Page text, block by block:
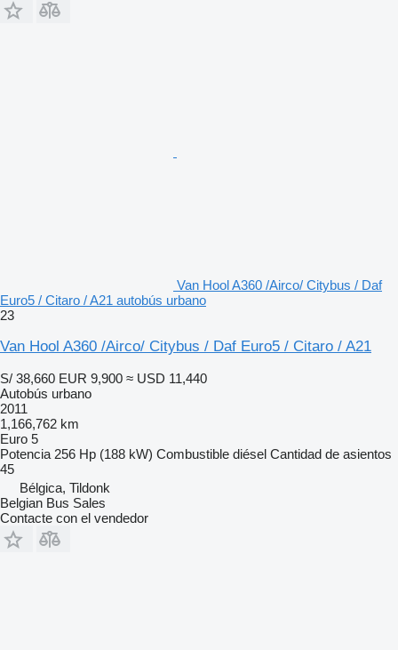
Van Hool A360 /Airco/ Citybus / Daf
Euro5 / Citaro / A21 autobús urbano
23
Van Hool A360 /Airco/ Citybus / Daf Euro5 / Citaro / A21
S/ 38,660 EUR 9,900 ≈ USD 11,440
Autobús urbano
2011
1,166,762 km
Euro 5
Potencia 256 Hp (188 kW) Combustible diésel Cantidad de asientos
45
Bélgica, Tildonk
Belgian Bus Sales
Contacte con el vendedor